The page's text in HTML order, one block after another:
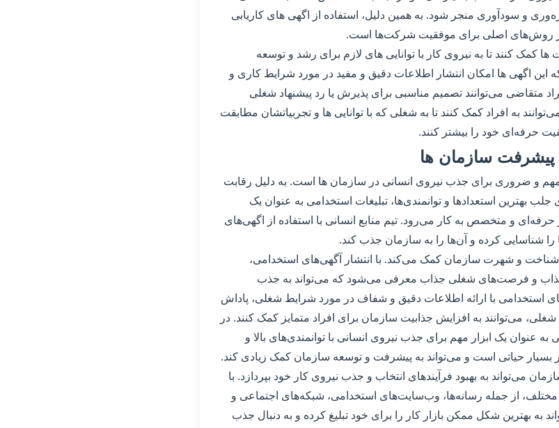
و سودآوری منجر شود. به همین دلیل، استفاده از اگهی های کاریابی
روش‌های اصلی برای موفقیت شرکت‌ها است.
کمک کنند تا به نیروی کار با توانایی های لازم برای رشد و توسعه
این اگهی ها امکان انتشار اطلاعات دقیق و مفید در مورد شرایط کاری و
متقاضی می‌توانند تصمیم مناسبی برای پذیرش یا رد پیشنهاد شغلی
به افراد کمک کنند تا به شغلی که با توانایی ها و تجربیاتشان مطابقت
حرفه‌ای خود را بیشتر کنند.
سازمان ها
مهم و ضروری برای جذب نیروی انسانی در سازمان ها است. به دلیل رقابت
بهترین استعدادها و توانمندی‌ها، تبلیغات استخدامی به عنوان یک
و متخصص به کار می‌رود. تیم منابع انسانی با استفاده از اگهی‌های
را شناسایی کرده و آن‌ها را به سازمان جذب کند.
شناخت و شهرت سازمان کمک می‌کند. با انتشار آگهی‌های استخدامی،
و فرصت‌های شغلی جذاب معرفی می‌شود که می‌تواند به جذب
استخدامی با ارائه اطلاعات دقیق و شفاف در مورد شرایط شغلی، پاداش
می‌توانند به افزایش جذابیت سازمان برای افراد متمایز کمک کنند. در
به عنوان یک ابزار مهم برای جذب نیروی انسانی با توانمندی‌های بالا و
بسیار حیاتی است و می‌تواند به پیشرفت و توسعه سازمان کمک زیادی کند.
می‌تواند به بهبود فرآیندهای انتخاب و جذب نیروی کار خود بپردازد. با
مختلف، از جمله رسانه‌ها، وب‌سایت‌های استخدامی، شبکه‌های اجتماعی و
به بهترین شکل ممکن بازار کار را برای خود تبلیغ کرده و به دنبال جذب